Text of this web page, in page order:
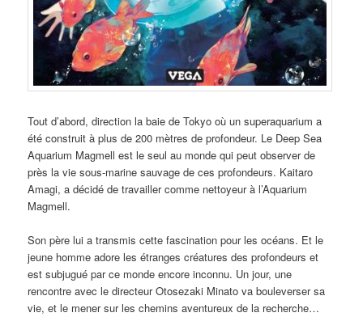
Tout d’abord, direction la baie de Tokyo où un superaquarium a
été construit à plus de 200 mètres de profondeur. Le Deep Sea
Aquarium Magmell est le seul au monde qui peut observer de
près la vie sous-marine sauvage de ces profondeurs. Kaitaro
Amagi, a décidé de travailler comme nettoyeur à l’Aquarium
Magmell.
Son père lui a transmis cette fascination pour les océans. Et le
jeune homme adore les étranges créatures des profondeurs et
est subjugué par ce monde encore inconnu. Un jour, une
rencontre avec le directeur Otosezaki Minato va bouleverser sa
vie, et le mener sur les chemins aventureux de la recherche…